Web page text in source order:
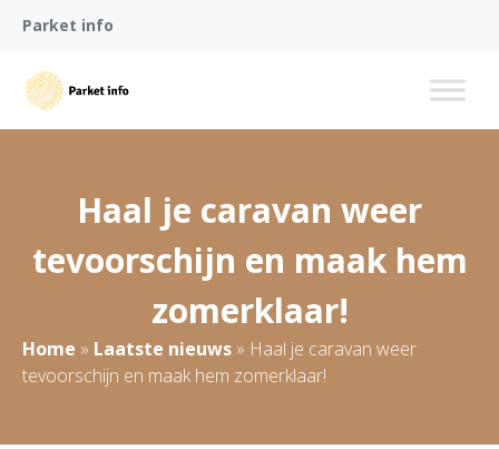
Parket info
Haal je caravan weer
tevoorschijn en maak hem
zomerklaar!
Home » Laatste nieuws » Haal je caravan weer
tevoorschijn en maak hem zomerklaar!